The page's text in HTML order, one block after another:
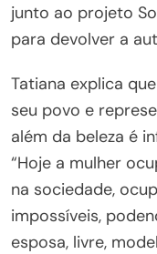
junto ao projeto
para devolver a
Tatiana explica
seu povo e
além da beleza é
“Hoje a mulher
na sociedade,
impossíveis,
esposa, livre,